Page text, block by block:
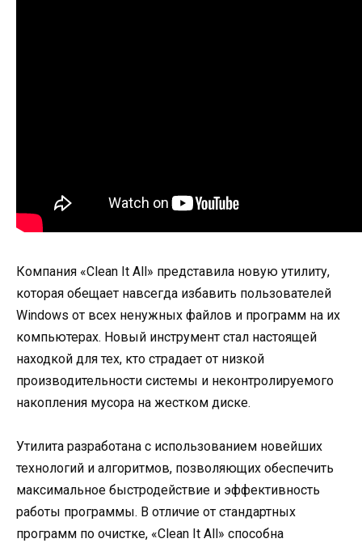
Компания «Clean It All» представила новую утилиту,
которая обещает навсегда избавить пользователей
Windows от всех ненужных файлов и программ на их
компьютерах. Новый инструмент стал настоящей
находкой для тех, кто страдает от низкой
производительности системы и неконтролируемого
накопления мусора на жестком диске.
Утилита разработана с использованием новейших
технологий и алгоритмов, позволяющих обеспечить
максимальное быстродействие и эффективность
работы программы. В отличие от стандартных
программ по очистке, «Clean It All» способна